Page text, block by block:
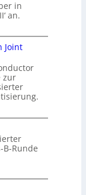
in
an.
Joint
zur
Runde